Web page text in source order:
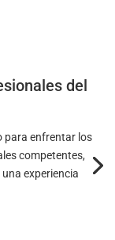
del
para enfrentar los
competentes,
experiencia